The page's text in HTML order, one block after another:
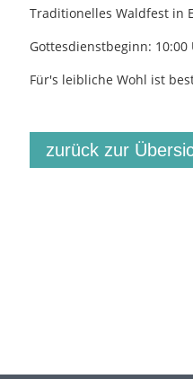
Traditionelles Waldfest in
Gottesdienstbeginn: 10:00
Für's leibliche Wohl ist
zurück zur